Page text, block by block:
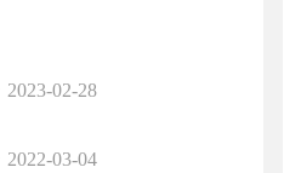
2023-02-28
2022-03-04